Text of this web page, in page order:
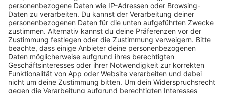
Sick Puppies mit Gunfight